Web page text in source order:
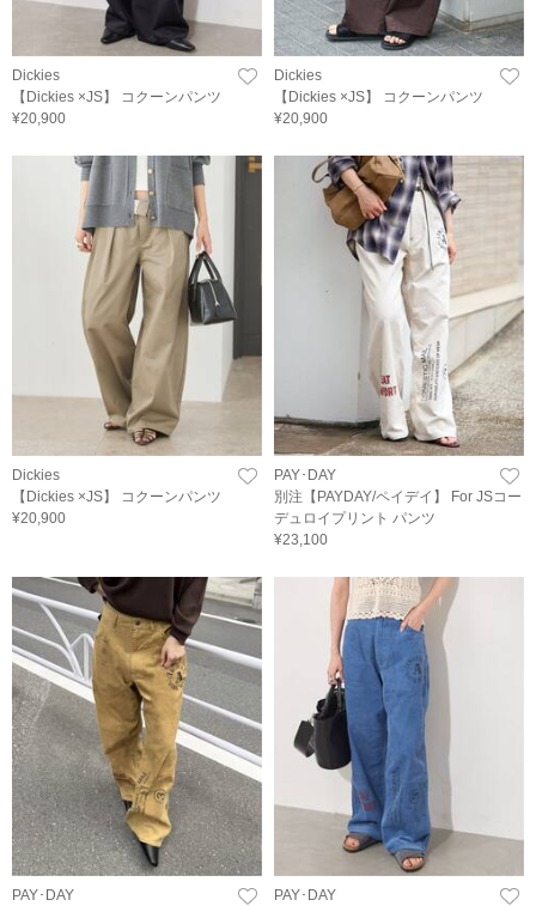
Dickies
【Dickies ×JS】 コクーンパンツ
¥20,900
Dickies
【Dickies ×JS】 コクーンパンツ
¥20,900
Dickies
【Dickies ×JS】 コクーンパンツ
¥20,900
PAY･DAY
別注【PAYDAY/ペイデイ】 For JSコー
デュロイプリント パンツ
¥23,100
PAY･DAY
PAY･DAY